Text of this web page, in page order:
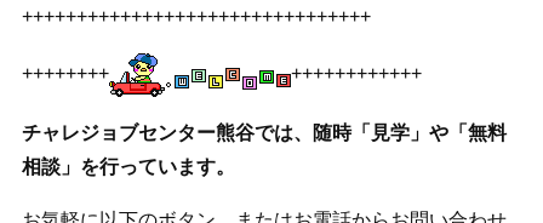
++++++++++++++++++++++++++++++++
++++++++ ++++++++++++
チャレジョブセンター熊谷では、随時「見学」や「無料
相談」を行っています。